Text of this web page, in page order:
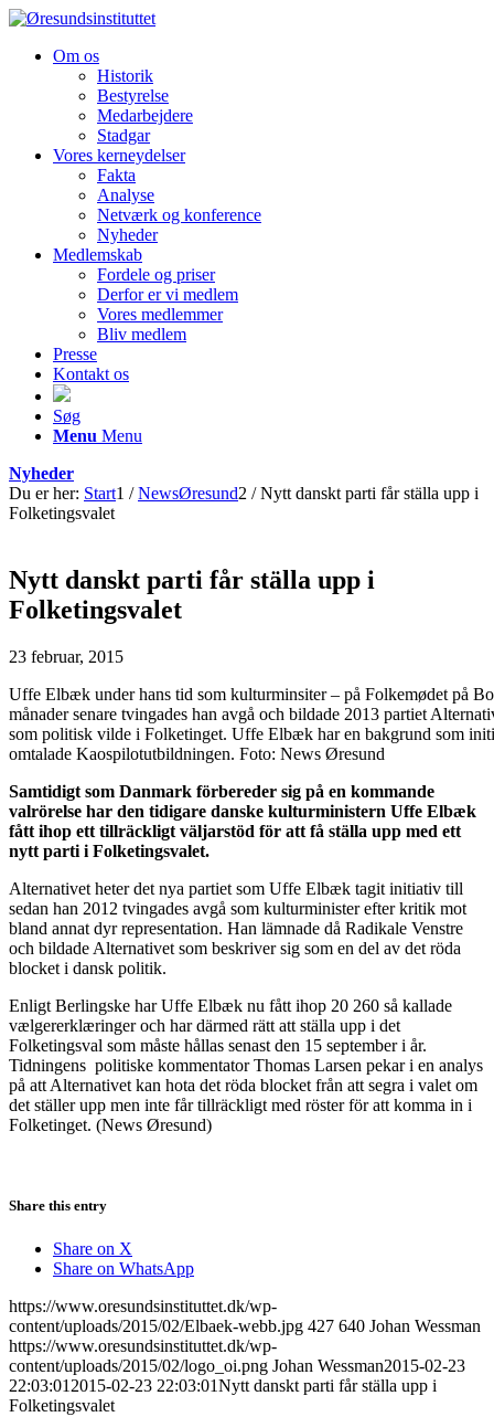
Om os
Historik
Bestyrelse
Medarbejdere
Stadgar
Vores kerneydelser
Fakta
Analyse
Netværk og konference
Nyheder
Medlemskab
Fordele og priser
Derfor er vi medlem
Vores medlemmer
Bliv medlem
Presse
Kontakt os
Søg
Menu Menu
Nyheder
Du er her: Start1 / NewsØresund2 / Nytt danskt parti får ställa upp i
Folketingsvalet
Nytt danskt parti får ställa upp i
Folketingsvalet
23 februar, 2015
Uffe Elbæk under hans tid som kulturminsiter – på Folkemødet på
månader senare tvingades han avgå och bildade 2013 partiet
som politisk vilde i Folketinget. Uffe Elbæk har en bakgrund som
omtalade Kaospilotutbildningen. Foto: News Øresund
Samtidigt som Danmark förbereder sig på en kommande
valrörelse har den tidigare danske kulturministern Uffe Elbæk
fått ihop ett tillräckligt väljarstöd för att få ställa upp med ett
nytt parti i Folketingsvalet.
Alternativet heter det nya partiet som Uffe Elbæk tagit initiativ till
sedan han 2012 tvingades avgå som kulturminister efter kritik mot
bland annat dyr representation. Han lämnade då Radikale Venstre
och bildade Alternativet som beskriver sig som en del av det röda
blocket i dansk politik.
Enligt Berlingske har Uffe Elbæk nu fått ihop 20 260 så kallade
vælgererklæringer och har därmed rätt att ställa upp i det
Folketingsval som måste hållas senast den 15 september i år.
Tidningens politiske kommentator Thomas Larsen pekar i en analys
på att Alternativet kan hota det röda blocket från att segra i valet om
det ställer upp men inte får tillräckligt med röster för att komma in i
Folketinget. (News Øresund)
Share this entry
Share on X
Share on WhatsApp
https://www.oresundsinstituttet.dk/wp-
content/uploads/2015/02/Elbaek-webb.jpg 427 640 Johan Wessman
https://www.oresundsinstituttet.dk/wp-
content/uploads/2015/02/logo_oi.png Johan Wessman2015-02-23
22:03:01 2015-02-23 22:03:01Nytt danskt parti får ställa upp i
Folketingsvalet